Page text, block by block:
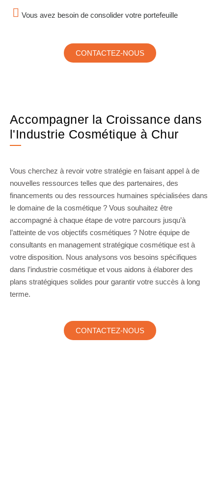
Vous avez besoin de consolider votre portefeuille
CONTACTEZ-NOUS
Accompagner la Croissance dans
l'Industrie Cosmétique à Chur
Vous cherchez à revoir votre stratégie en faisant appel à de
nouvelles ressources telles que des partenaires, des
financements ou des ressources humaines spécialisées dans
le domaine de la cosmétique ? Vous souhaitez être
accompagné à chaque étape de votre parcours jusqu’à
l’atteinte de vos objectifs cosmétiques ? Notre équipe de
consultants en management stratégique cosmétique est à
votre disposition. Nous analysons vos besoins spécifiques
dans l’industrie cosmétique et vous aidons à élaborer des
plans stratégiques solides pour garantir votre succès à long
terme.
CONTACTEZ-NOUS